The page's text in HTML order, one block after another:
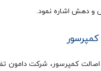
و دهش اشاره نمود.
اصالت کمپرسور، شرکت دامون